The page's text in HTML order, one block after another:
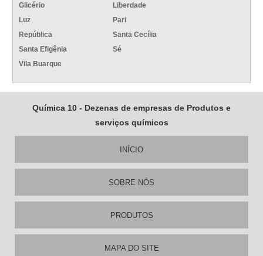
Glicério
Liberdade
Luz
Pari
República
Santa Cecília
Santa Efigênia
Sé
Vila Buarque
Química 10 - Dezenas de empresas de Produtos e
serviços químicos
INÍCIO
SOBRE NÓS
PRODUTOS
MAPA DO SITE